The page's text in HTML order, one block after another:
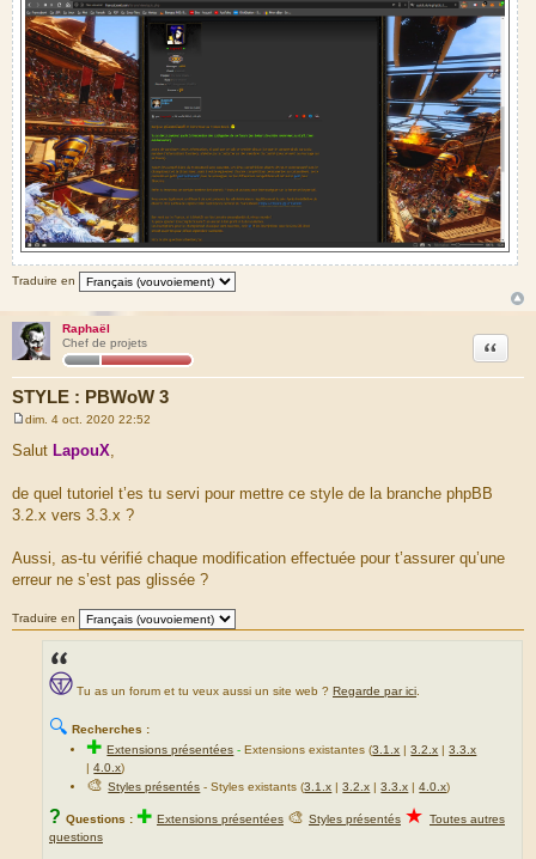
Traduire en
Raphaël
Chef de projets
STYLE : PBWoW 3
Citation
e
s
a
g
e
dim. 4 oct. 2020 22:52
Salut LapouX,
de quel tutoriel t’es tu servi pour mettre ce style de la branche phpBB
3.2.x vers 3.3.x ?
Aussi, as-tu vérifié chaque modification effectuée pour t’assurer qu’une
erreur ne s’est pas glissée ?
Traduire en
Tu as un forum et tu veux aussi un site web ? Regarde par ici
🔍 Recherches :
✚Extensions présentées -Extensions existantes (3.1.x |3.2.x |3.3.x
|4.0.x)
🎨Styles présentés - Styles existants (3.1.x |3.2.x |3.3.x |4.0.x)
? Questions : ✚ Extensions présentées 🎨 Styles présentés ★ Toutes autres
questions